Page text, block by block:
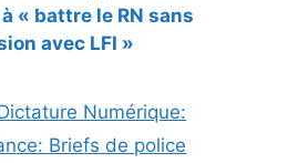
« battre le RN sans
avec LFI »
Numérique:
Briefs de police